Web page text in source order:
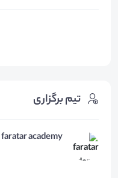
تیم برگزاری
faratar academy